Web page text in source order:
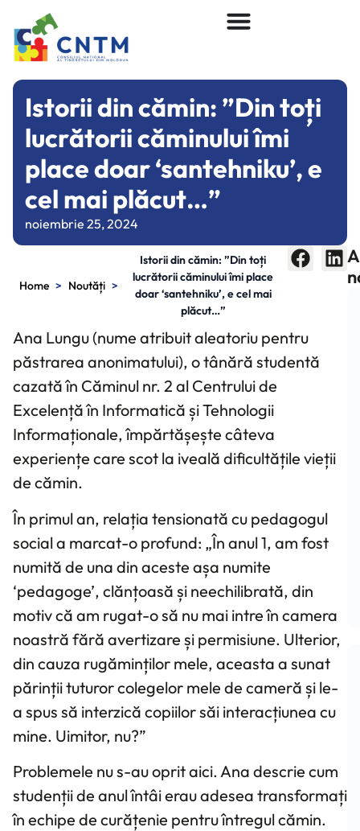
Istorii din cămin: ”Din toți
lucrătorii căminului îmi
place doar ‘santehniku’, e
cel mai plăcut…”
noiembrie 25, 2024
Home > Noutăți >
Istorii din cămin: ”Din toți
lucrătorii căminului îmi place
doar ‘santehniku’, e cel mai
plăcut…”
Ana Lungu (nume atribuit aleatoriu pentru
păstrarea anonimatului), o tânără studentă
cazată în Căminul nr. 2 al Centrului de
Excelență în Informatică și Tehnologii
Informaționale, împărtășește câteva
experiențe care scot la iveală dificultățile vieții
de cămin.
În primul an, relația tensionată cu pedagogul
social a marcat-o profund: „În anul 1, am fost
numită de una din aceste așa numite
‘pedagoge’, clănțoasă și neechilibrată, din
motiv că am rugat-o să nu mai intre în camera
noastră fără avertizare și permisiune. Ulterior,
din cauza rugăminților mele, aceasta a sunat
părinții tuturor colegelor mele de cameră și le-
a spus să interzică copiilor săi interacțiunea cu
mine. Uimitor, nu?”
Problemele nu s-au oprit aici. Ana descrie cum
studenții de anul întâi erau adesea transformați
în echipe de curățenie pentru întregul cămin.